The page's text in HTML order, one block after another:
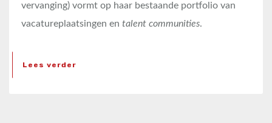
vervanging) vormt op haar bestaande portfolio van
vacatureplaatsingen en talent communities.
Lees verder